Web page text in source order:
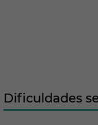
Dificuldades